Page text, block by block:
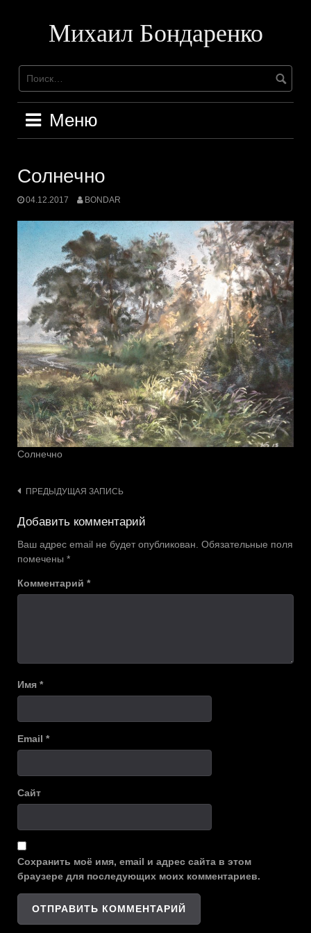
содержимомуМихаил Бондаренко
Меню
Солнечно
04.12.2017 BONDAR
Солнечно
Навигация
по
записям
ПРЕДЫДУЩАЯ ЗАПИСЬ
Добавить комментарий
Ваш адрес email не будет опубликован. Обязательные поля
помечены *
Комментарий *
Имя *
Email *
Сайт
Сохранить моё имя, email и адрес сайта в этом
браузере для последующих моих комментариев.